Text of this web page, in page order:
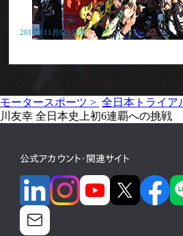
2018年11月6日公開
モータースポーツ > 全日本トライア
川友幸 全日本史上初6連覇への挑戦
公式アカウント・関連サイト